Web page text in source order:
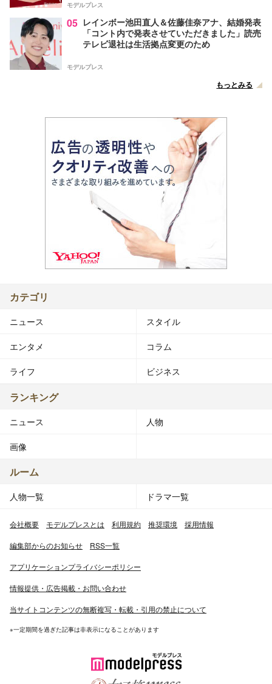
モデルプレス
05 レインボー池田直人＆佐藤佳奈アナ、結婚発表
「コント内で発表させていただきました」読売
テレビ退社は生活拠点変更のため
モデルプレス
もっとみる
カテゴリ
ニュース スタイル
エンタメ コラム
ライフ ビジネス
ランキング
ニュース 人物
画像
ルーム
人物一覧 ドラマ一覧
会社概要 モデルプレスとは 利用規約 推奨環境 採用情報
編集部からのお知らせ RSS一覧
アプリケーションプライバシーポリシー
情報提供・広告掲載・お問い合わせ
当サイトコンテンツの無断複写・転載・引用の禁止について
※一定期間を過ぎた記事は非表示になることがあります